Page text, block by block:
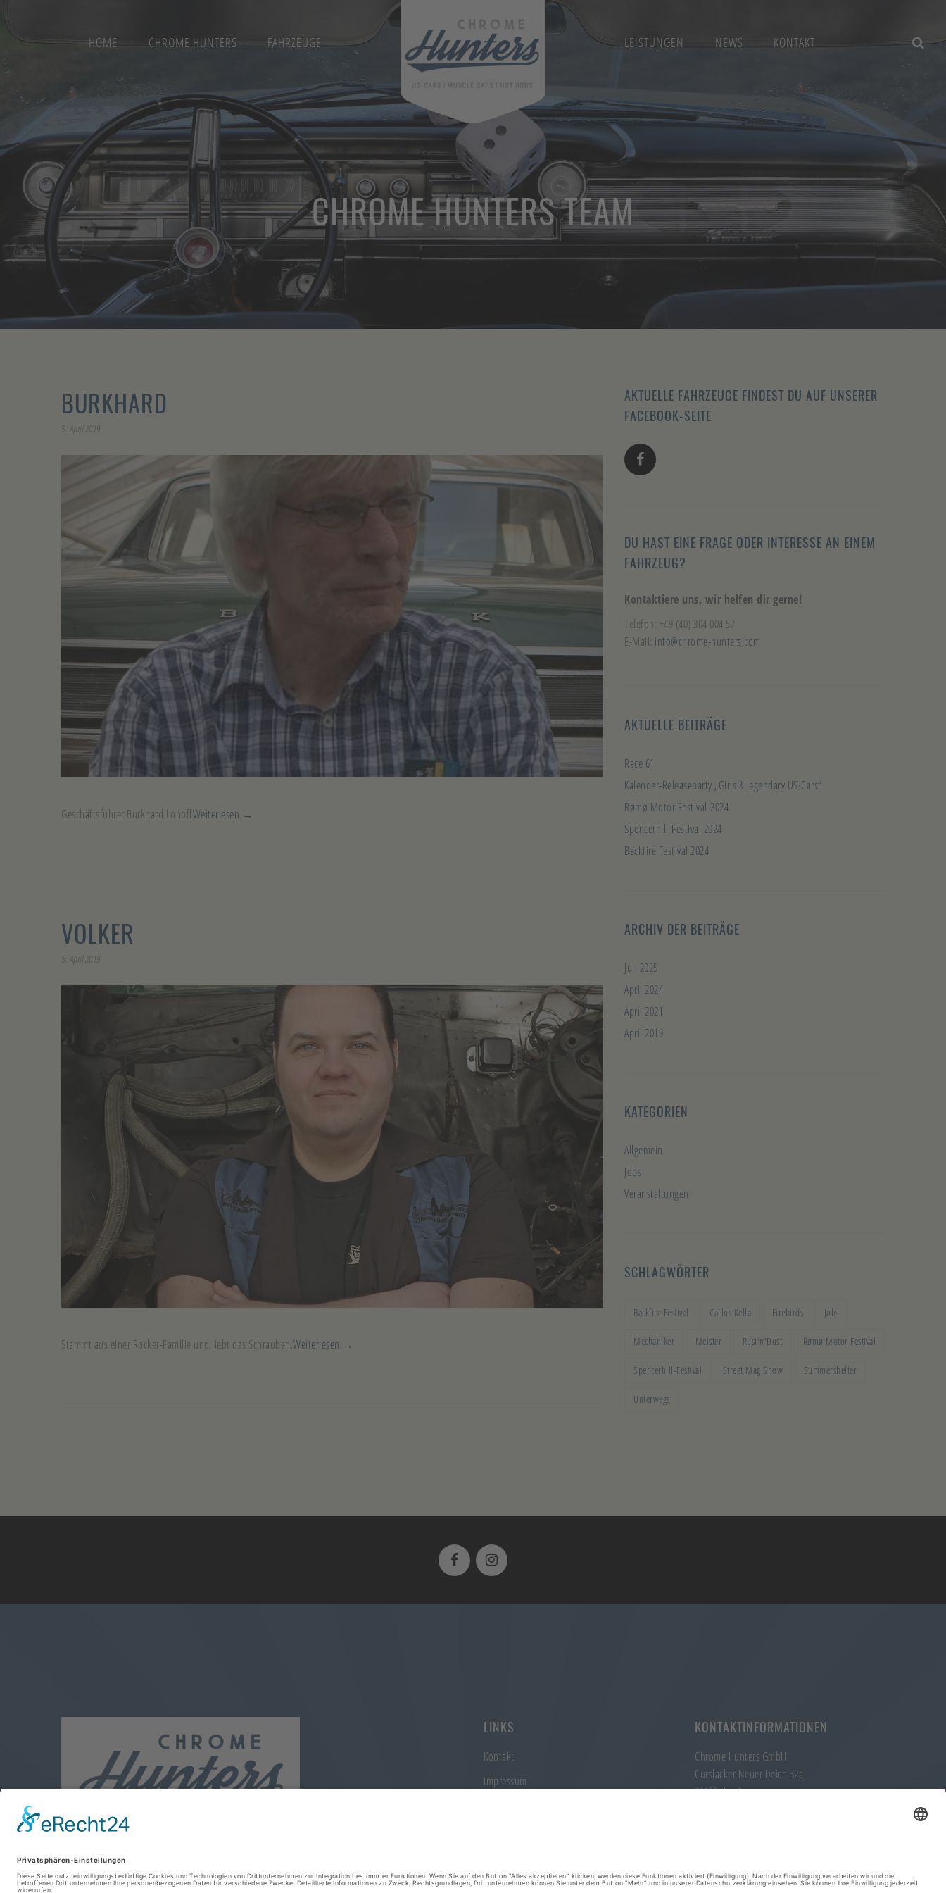
HOME CHROME HUNTERS FAHRZEUGE LEISTUNGEN NEWS KONTAKT
CHROME HUNTERS TEAM
BURKHARD
5. April 2019
Geschäftsführer Burkhard LohoffWeiterlesen →
VOLKER
5. April 2019
Stammt aus einer Rocker-Familie und liebt das Schrauben.Weiterlesen →
AKTUELLE FAHRZEUGE FINDEST DU AUF UNSERER
FACEBOOK-SEITE
DU HAST EINE FRAGE ODER INTERESSE AN EINEM
FAHRZEUG?
Kontaktiere uns, wir helfen dir gerne!
Telefon: +49 (40) 304 004 57
E-Mail: info@chrome-hunters.com
AKTUELLE BEITRÄGE
Race 61
Kalender-Releaseparty „Girls & legendary US-Cars“
Rømø Motor Festival 2024
Spencerhill-Festival 2024
Backfire Festival 2024
ARCHIV DER BEITRÄGE
Juli 2025
April 2024
April 2021
April 2019
KATEGORIEN
Allgemein
Jobs
Veranstaltungen
SCHLAGWÖRTER
Backfire Festival Carlos Kella Firebirds Jobs
Mechaniker Meister Rust'n'Dust Rømø Motor Festival
Spencerhill-Festival Street Mag Show Summershelter
Unterwegs
LINKS
Kontakt
Impressum
KONTAKTINFORMATIONEN
Chrome Hunters GmbH
Curslacker Neuer Deich 32a
21029 Hamburg